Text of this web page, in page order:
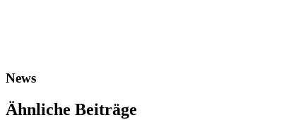
News
Ähnliche Beiträge